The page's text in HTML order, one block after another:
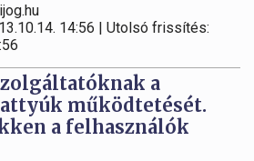
14:56 | Utolsó frissítés:
a
működtetését.
a felhasználók